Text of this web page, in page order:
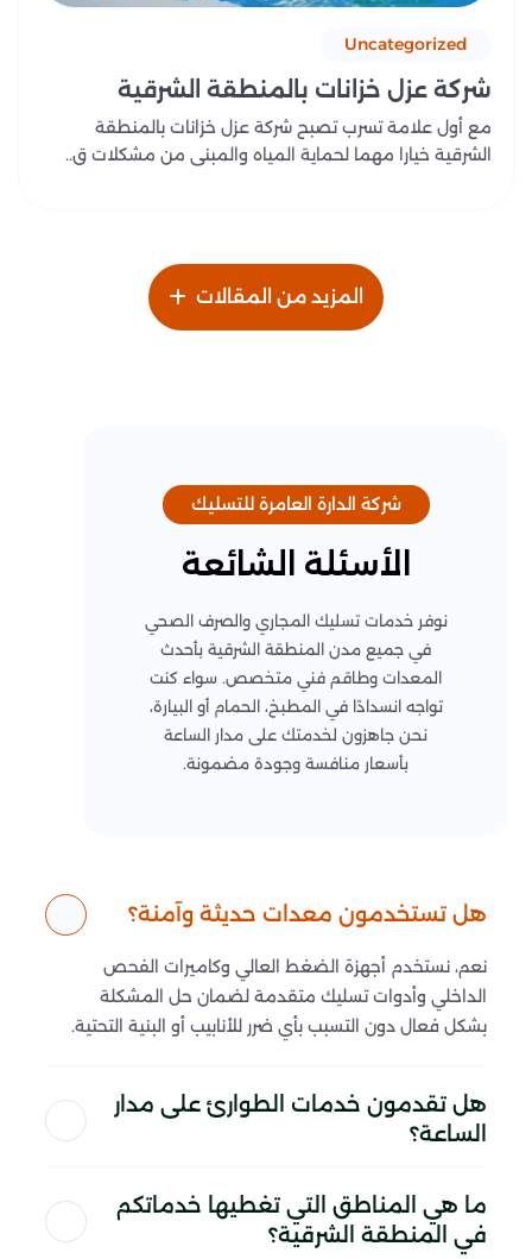
Uncategorized
شركة عزل خزانات بالمنطقة الشرقية
مع أول علامة تسرب تصبح شركة عزل خزانات بالمنطقة
الشرقية خيارا مهما لحماية المياه والمبنى من مشكلات ق..
المزيد من المقالات
شركة الدارة العامرة للتسليك
الأسئلة الشائعة
نوفر خدمات تسليك المجاري والصرف الصحي
في جميع مدن المنطقة الشرقية بأحدث
المعدات وطاقم فني متخصص. سواء كنت
تواجه انسدادًا في المطبخ، الحمام أو البيارة،
نحن جاهزون لخدمتك على مدار الساعة
بأسعار منافسة وجودة مضمونة.
هل تستخدمون معدات حديثة وآمنة؟
نعم، نستخدم أجهزة الضغط العالي وكاميرات الفحص
الداخلي وأدوات تسليك متقدمة لضمان حل المشكلة
بشكل فعال دون التسبب بأي ضرر للأنابيب أو البنية التحتية.
هل تقدمون خدمات الطوارئ على مدار
الساعة؟
ما هي المناطق التي تغطيها خدماتكم
في المنطقة الشرقية؟